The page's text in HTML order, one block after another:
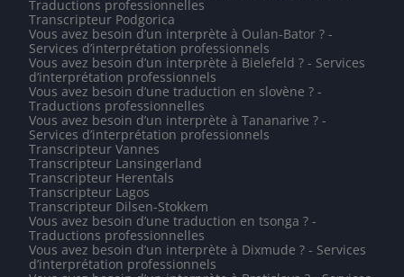
Traductions professionnelles
Transcripteur Podgorica
Vous avez besoin d’un interprète à Oulan-Bator ? -
Services d’interprétation professionnels
Vous avez besoin d’un interprète à Bielefeld ? - Services
d’interprétation professionnels
Vous avez besoin d’une traduction en slovène ? -
Traductions professionnelles
Vous avez besoin d’un interprète à Tananarive ? -
Services d’interprétation professionnels
Transcripteur Vannes
Transcripteur Lansingerland
Transcripteur Herentals
Transcripteur Lagos
Transcripteur Dilsen-Stokkem
Vous avez besoin d’une traduction en tsonga ? -
Traductions professionnelles
Vous avez besoin d’un interprète à Dixmude ? - Services
d’interprétation professionnels